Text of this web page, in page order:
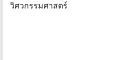
วิศวกรรมศาสตร์